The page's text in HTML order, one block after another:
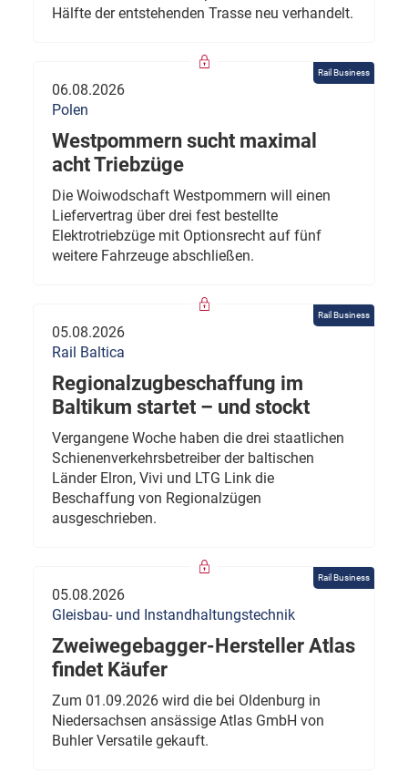
Hälfte der entstehenden Trasse neu verhandelt.
Rail Business
06.08.2026
Polen
Westpommern sucht maximal
acht Triebzüge
Die Woiwodschaft Westpommern will einen
Liefervertrag über drei fest bestellte
Elektrotriebzüge mit Optionsrecht auf fünf
weitere Fahrzeuge abschließen.
Rail Business
05.08.2026
Rail Baltica
Regionalzugbeschaffung im
Baltikum startet – und stockt
Vergangene Woche haben die drei staatlichen
Schienenverkehrsbetreiber der baltischen
Länder Elron, Vivi und LTG Link die
Beschaffung von Regionalzügen
ausgeschrieben.
Rail Business
05.08.2026
Gleisbau- und Instandhaltungstechnik
Zweiwegebagger-Hersteller Atlas
findet Käufer
Zum 01.09.2026 wird die bei Oldenburg in
Niedersachsen ansässige Atlas GmbH von
Buhler Versatile gekauft.